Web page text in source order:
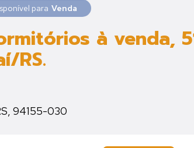
para Venda
à venda,
RS.
94155-030